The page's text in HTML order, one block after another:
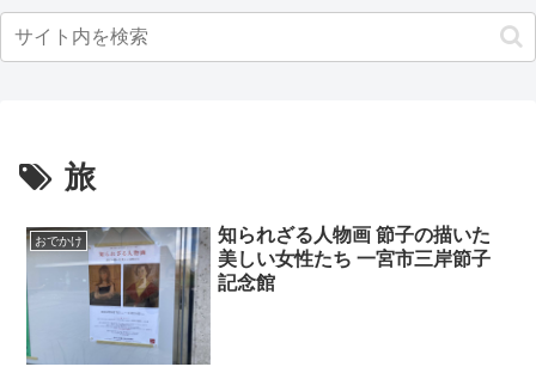
旅
おでかけ
知られざる人物画 節子の描いた
美しい女性たち 一宮市三岸節子
記念館